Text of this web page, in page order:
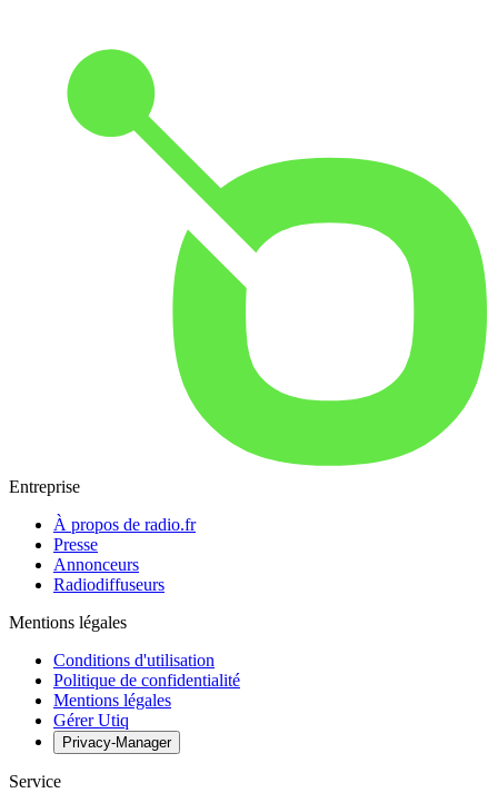
Entreprise
À propos de radio.fr
Presse
Annonceurs
Radiodiffuseurs
Mentions légales
Conditions d'utilisation
Politique de confidentialité
Mentions légales
Gérer Utiq
Privacy-Manager
Service